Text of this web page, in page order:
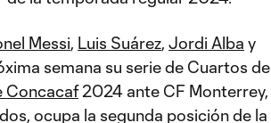
Messi, Luis Suárez, Jordi Alba y
semana su serie de Cuartos de
Concacaf2024 ante CF Monterrey,
ocupa la segunda posición de la